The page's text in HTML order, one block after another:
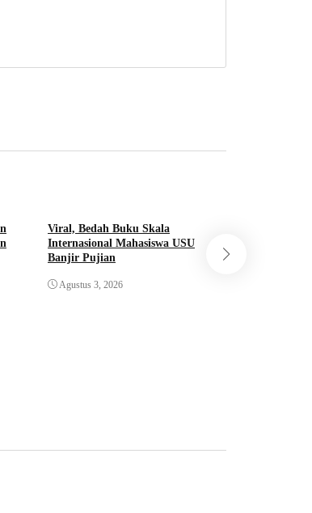
Viral, Bedah Buku Skala
Internasional Mahasiswa USU
Banjir Pujian
Agustus 3, 2026